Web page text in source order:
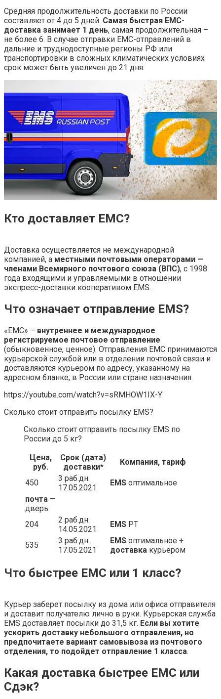
Средняя продолжительность доставки по России
составляет от 4 до 5 дней. Самая быстрая ЕМС-
доставка занимает 1 день, самая продолжительная –
не более 6. В случае отправки ЕМС-отправлений в
дальние и труднодоступные регионы РФ или
транспортировки в сложных климатических условиях
срок может быть увеличен до 21 дня.
Кто доставляет ЕМС?
Доставка осуществляется не международной
компанией, а местными почтовыми операторами —
членами Всемирного почтового союза (ВПС), с 1998
года входящими и управляемыми в отношении
экспресс-доставки кооперативом EMS.
Что означает отправление EMS?
«ЕМС» – внутреннее и международное
регистрируемое почтовое отправление
(обыкновенное, ценное). Отправления ЕМС принимаются
курьерской службой или в отделении почтовой связи и
доставляются курьером по адресу, указанному на
адресном бланке, в России или стране назначения.
https://youtube.com/watch?v=sRMHOW1IX-Y
Сколько стоит отправить посылку EMS?
Сколько стоит отправить посылку EMS по
России до 5 кг?
Цена,
руб.
Срок (дата)
доставки*
Компания, тариф
450
3 раб.дн.
17.05.2021
EMS оптимальное
почта —
дверь
204
2 раб.дн.
14.05.2021
EMS РТ
535
3 раб.дн.
17.05.2021
EMS оптимальное +
доставка курьером
Что быстрее ЕМС или 1 класс?
Курьер заберет посылку из дома или офиса отправителя
и доставит получателю лично в руки. Курьерская служба
EMS доставляет посылки до 31,5 кг. Если вы хотите
ускорить доставку небольшого отправления, но
предпочитаете вариант самовывоза из почтового
отделения, то подойдет отправление 1 класса.
Какая доставка быстрее ЕМС или
Сдэк?